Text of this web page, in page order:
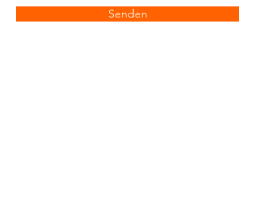
Senden